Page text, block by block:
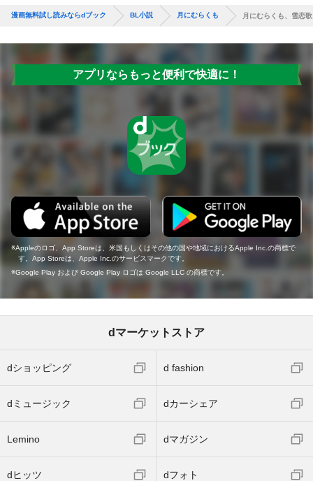
漫画無料試し読みならdブック BL小説 月にむらくも 月にむらくも、雪恋
アプリならもっと便利で快適に！
Appleのロゴ、App Storeは、米国もしくはその他の国や地域におけるApple Inc.の商標で
す。App Storeは、Apple Inc.のサービスマークです。
Google Play および Google Play ロゴは Google LLC の商標です。
dマーケットストア
dショッピング d fashion
dミュージック dカーシェア
Lemino dマガジン
dヒッツ dフォト